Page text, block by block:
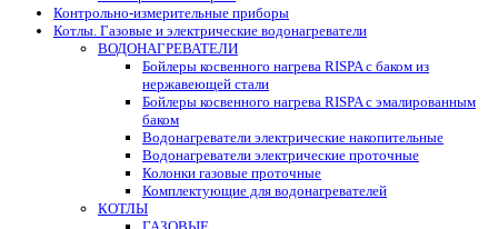
Контрольно-измерительные приборы
Котлы. Газовые и электрические водонагреватели
ВОДОНАГРЕВАТЕЛИ
Бойлеры косвенного нагрева RISPA с баком из
нержавеющей стали
Бойлеры косвенного нагрева RISPA с эмалированным
баком
Водонагреватели электрические накопительные
Водонагреватели электрические проточные
Колонки газовые проточные
Комплектующие для водонагревателей
КОТЛЫ